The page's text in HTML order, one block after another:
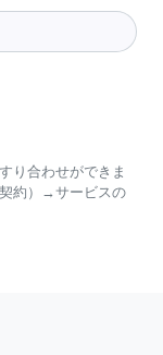
り合わせができま
約）→サービスの